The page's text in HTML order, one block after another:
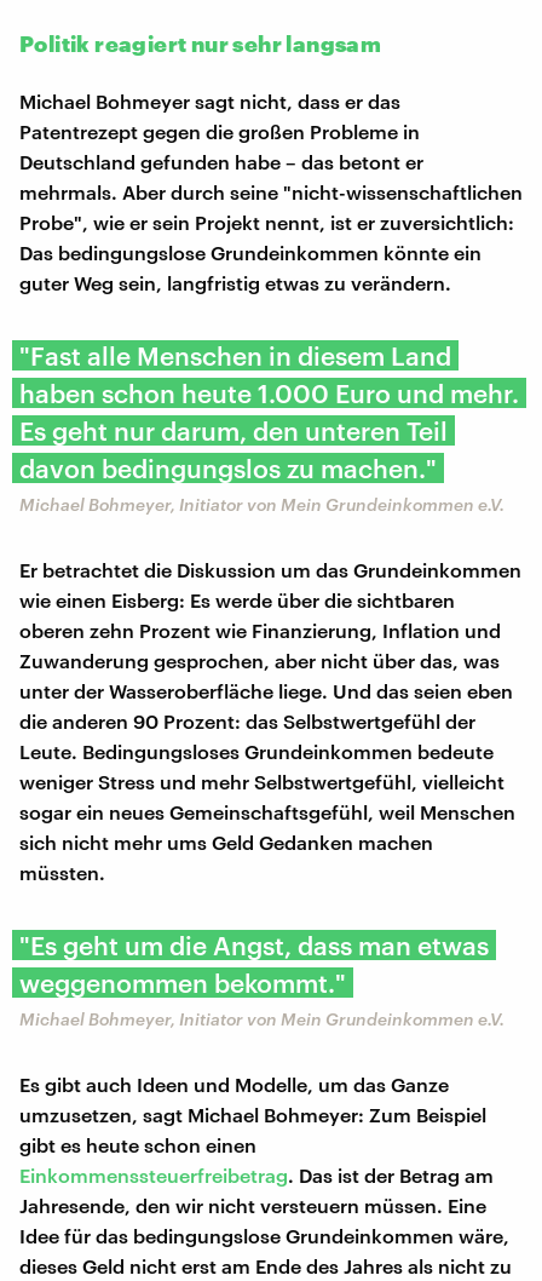
Politik reagiert nur sehr langsam
Michael Bohmeyer sagt nicht, dass er das
Patentrezept gegen die großen Probleme in
Deutschland gefunden habe – das betont er
mehrmals. Aber durch seine "nicht-wissenschaftlichen
Probe", wie er sein Projekt nennt, ist er zuversichtlich:
Das bedingungslose Grundeinkommen könnte ein
guter Weg sein, langfristig etwas zu verändern.
"Fast alle Menschen in diesem Land
haben schon heute 1.000 Euro und mehr.
Es geht nur darum, den unteren Teil
davon bedingungslos zu machen."
Michael Bohmeyer, Initiator von Mein Grundeinkommen e.V.
Er betrachtet die Diskussion um das Grundeinkommen
wie einen Eisberg: Es werde über die sichtbaren
oberen zehn Prozent wie Finanzierung, Inflation und
Zuwanderung gesprochen, aber nicht über das, was
unter der Wasseroberfläche liege. Und das seien eben
die anderen 90 Prozent: das Selbstwertgefühl der
Leute. Bedingungsloses Grundeinkommen bedeute
weniger Stress und mehr Selbstwertgefühl, vielleicht
sogar ein neues Gemeinschaftsgefühl, weil Menschen
sich nicht mehr ums Geld Gedanken machen
müssten.
"Es geht um die Angst, dass man etwas
weggenommen bekommt."
Michael Bohmeyer, Initiator von Mein Grundeinkommen e.V.
Es gibt auch Ideen und Modelle, um das Ganze
umzusetzen, sagt Michael Bohmeyer: Zum Beispiel
gibt es heute schon einen
Einkommenssteuerfreibetrag. Das ist der Betrag am
Jahresende, den wir nicht versteuern müssen. Eine
Idee für das bedingungslose Grundeinkommen wäre,
dieses Geld nicht erst am Ende des Jahres als nicht zu